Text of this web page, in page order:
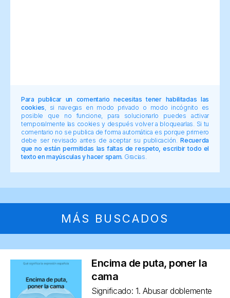
Para publicar un comentario necesitas tener habilitadas las
cookies , si navegas en modo privado o modo incógnito es
posible que no funcione, para solucionarlo puedes activar
temporalmente las cookies y después volver a bloquearlas. Si tu
comentario no se publica de forma automática es porque primero
debe ser revisado antes de aceptar su publicación.Recuerda
que no están permitidas las faltas de respeto, escribir todo el
texto en mayúsculas y hacer spam. Gracias.
MÁS BUSCADOS
Encima de puta, poner la
cama
Significado: 1. Abusar doblemente